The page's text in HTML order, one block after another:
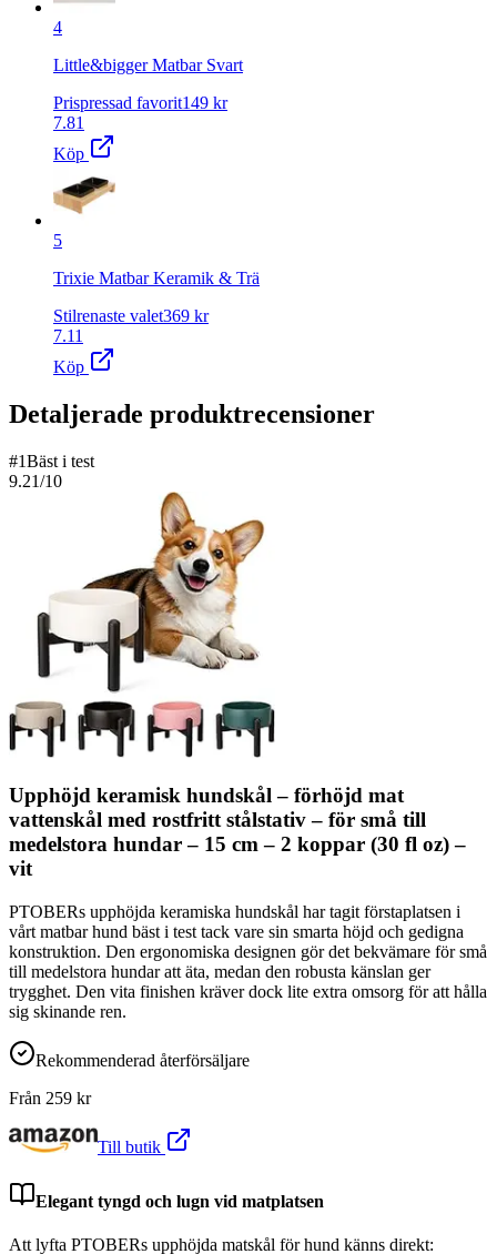
4
Little&bigger Matbar Svart
Prispressad favorit149 kr
7.81
Köp
5
Trixie Matbar Keramik & Trä
Stilrenaste valet369 kr
7.11
Köp
Detaljerade produktrecensioner
#1Bäst i test
9.21/10
Upphöjd keramisk hundskål – förhöjd mat
vattenskål med rostfritt stålstativ – för små till
medelstora hundar – 15 cm – 2 koppar (30 fl oz) –
vit
PTOBERs upphöjda keramiska hundskål har tagit förstaplatsen i
vårt matbar hund bäst i test tack vare sin smarta höjd och gedigna
konstruktion. Den ergonomiska designen gör det bekvämare för små
till medelstora hundar att äta, medan den robusta känslan ger
trygghet. Den vita finishen kräver dock lite extra omsorg för att hålla
sig skinande ren.
Rekommenderad återförsäljare
Från 259 kr
Till butik
Elegant tyngd och lugn vid matplatsen
Att lyfta PTOBERs upphöjda matskål för hund känns direkt: